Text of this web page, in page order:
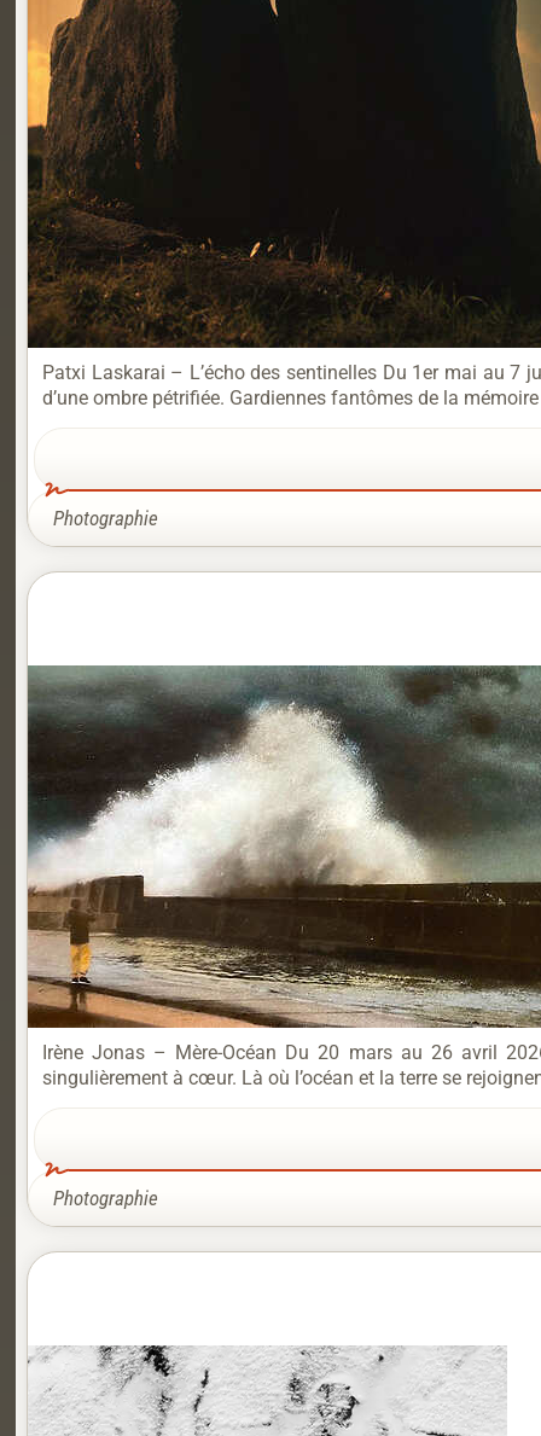
Patxi Laskarai – L’écho des sentinelles Du 1er mai au 7
d’une ombre pétrifiée. Gardiennes fantômes de la
Photographie
Irène Jonas – Mère-Océan Du 20 mars au 26 avril
singulièrement à cœur. Là où l’océan et la terre se
Photographie